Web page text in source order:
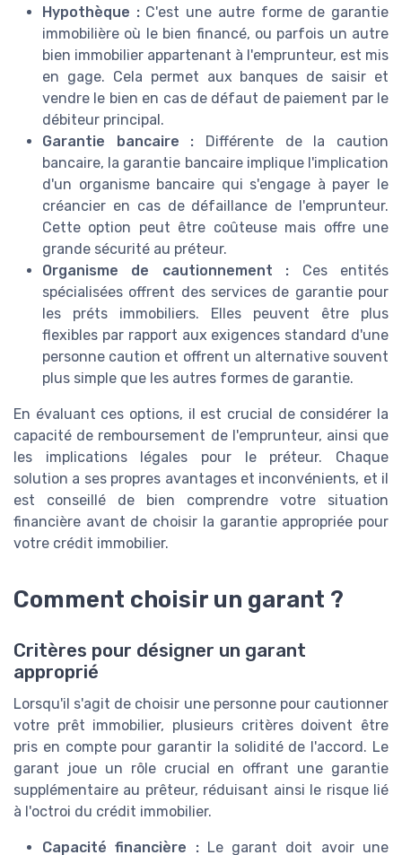
Hypothèque :C'est une autre forme de garantie
immobilière où le bien financé, ou parfois un autre
bien immobilier appartenant à l'emprunteur, est mis
en gage. Cela permet aux banques de saisir et
vendre le bien en cas de défaut de paiement par le
débiteur principal.
Garantie bancaire : Différente de la caution
bancaire, la garantie bancaire implique l'implication
d'un organisme bancaire qui s'engage à payer le
créancier en cas de défaillance de l'emprunteur.
Cette option peut être coûteuse mais offre une
grande sécurité au préteur.
Organisme de cautionnement : Ces entités
spécialisées offrent des services de garantie pour
les préts immobiliers. Elles peuvent être plus
flexibles par rapport aux exigences standard d'une
personne caution et offrent un alternative souvent
plus simple que les autres formes de garantie.
En évaluant ces options, il est crucial de considérer la
capacité de remboursement de l'emprunteur, ainsi que
les implications légales pour le préteur. Chaque
solution a ses propres avantages et inconvénients, et il
est conseillé de bien comprendre votre situation
financière avant de choisir la garantie appropriée pour
votre crédit immobilier.
Comment choisir un garant ?
Critères pour désigner un garant
approprié
Lorsqu'il s'agit de choisir une personne pour cautionner
votre prêt immobilier, plusieurs critères doivent être
pris en compte pour garantir la solidité de l'accord. Le
garant joue un rôle crucial en offrant une garantie
supplémentaire au prêteur, réduisant ainsi le risque lié
à l'octroi du crédit immobilier.
Capacité financière :Le garant doit avoir une